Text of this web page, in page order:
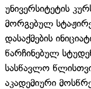
უნივერსიტეტის
მორგებულ
დასაქმების
წარჩინებულ
სასწავლო
აკადემიური